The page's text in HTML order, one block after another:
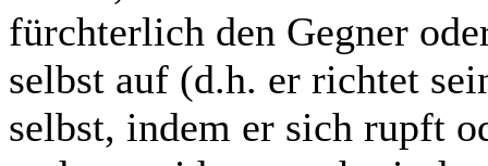
fürchterlich den Gegner
selbst auf (d.h. er richtet
selbst, indem er sich rupft